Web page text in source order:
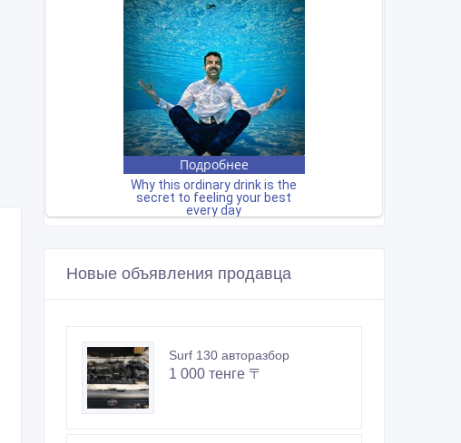
Новые объявления продавца
Surf 130 авторазбор
1 000 тенге 〒